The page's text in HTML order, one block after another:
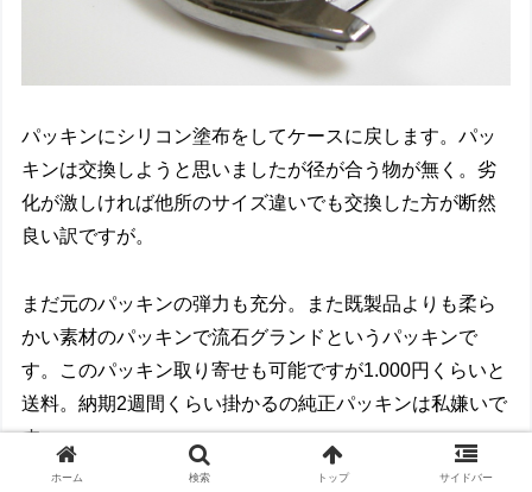
パッキンにシリコン塗布をしてケースに戻します。パッ
キンは交換しようと思いましたが径が合う物が無く。劣
化が激しければ他所のサイズ違いでも交換した方が断然
良い訳ですが。
まだ元のパッキンの弾力も充分。また既製品よりも柔ら
かい素材のパッキンで流石グランドというパッキンで
す。このパッキン取り寄せも可能ですが1.000円くらいと
送料。納期2週間くらい掛かるの純正パッキンは私嫌いで
す。
ホーム 検索 トップ サイドバー